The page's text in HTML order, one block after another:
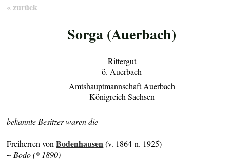
« zurück
Sorga (Auerbach)
Rittergut
ö. Auerbach
Amtshauptmannschaft Auerbach
Königreich Sachsen
bekannte Besitzer waren die
Freiherren vonBodenhausen(v. 1864-n. 1925)
~ Bodo (* 1890)